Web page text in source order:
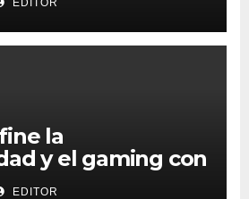
frente al
EDITOR
la
y el gaming con
Duo
EDITOR